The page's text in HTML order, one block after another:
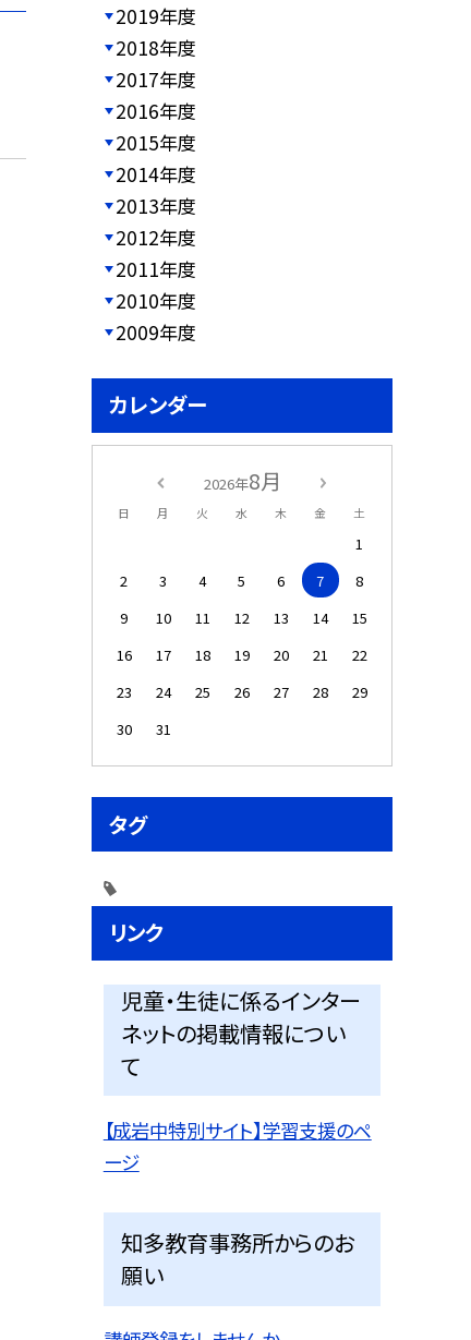
2019年度
2018年度
2017年度
2016年度
2015年度
2014年度
2013年度
2012年度
2011年度
2010年度
2009年度
カレンダー
2026年8月
日 月 火 水 木 金 土
1
2
3 4 5 6 7
8
9
10 11 12 13 14
15
16
17 18 19 20 21
22
23
24 25 26 27 28
29
30
31
タグ
リンク
児童・生徒に係るインター
ネットの掲載情報につい
て
【成岩中特別サイト】学習支援のペ
ージ
知多教育事務所からのお
願い